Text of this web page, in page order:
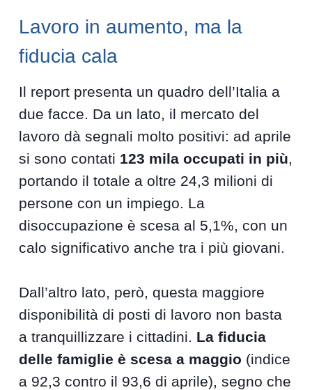
Lavoro in aumento, ma la
fiducia cala
Il report presenta un quadro dell’Italia a
due facce. Da un lato, il mercato del
lavoro dà segnali molto positivi: ad aprile
si sono contati 123 mila occupati in più,
portando il totale a oltre 24,3 milioni di
persone con un impiego. La
disoccupazione è scesa al 5,1%, con un
calo significativo anche tra i più giovani.
Dall’altro lato, però, questa maggiore
disponibilità di posti di lavoro non basta
a tranquillizzare i cittadini. La fiducia
delle famiglie è scesa a maggio (indice
a 92,3 contro il 93,6 di aprile), segno che